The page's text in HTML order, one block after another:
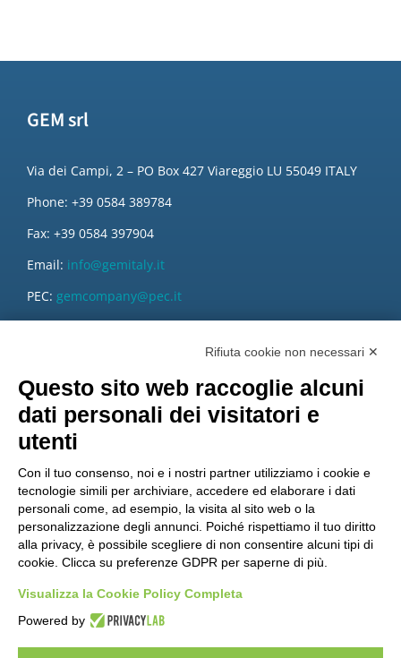
GEM srl
Via dei Campi, 2 – PO Box 427 Viareggio LU 55049 ITALY
Phone: +39 0584 389784
Fax: +39 0584 397904
Email: info@gemitaly.it
PEC: gemcompany@pec.it
Copyright 2012 – 2025 Gem srl | All Rights Reserved – P.IVA
Rifiuta cookie non necessari ✕
Questo sito web raccoglie alcuni
dati personali dei visitatori e
utenti
Con il tuo consenso, noi e i nostri partner utilizziamo i cookie e
tecnologie simili per archiviare, accedere ed elaborare i dati
personali come, ad esempio, la visita al sito web o la
personalizzazione degli annunci. Poiché rispettiamo il tuo diritto
alla privacy, è possibile scegliere di non consentire alcuni tipi di
cookie. Clicca su preferenze GDPR per saperne di più.
Visualizza la Cookie Policy Completa
Powered by